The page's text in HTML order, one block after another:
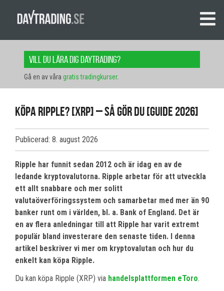
Vill du lära dig daytrading?
Gå en av våra gratis tradingkurser.
Köpa Ripple? [XRP] – Så gör du [Guide 2026]
Publicerad: 8. august 2026
Ripple har funnit sedan 2012 och är idag en av de
ledande kryptovalutorna. Ripple arbetar för att utveckla
ett allt snabbare och mer solitt
valutaöverföringssystem och samarbetar med mer än 90
banker runt om i världen, bl. a. Bank of England. Det är
en av flera anledningar till att Ripple har varit extremt
populär bland investerare den senaste tiden. I denna
artikel beskriver vi mer om kryptovalutan och hur du
enkelt kan köpa Ripple.
Du kan köpa Ripple (XRP) via handelsplattformen eToro.